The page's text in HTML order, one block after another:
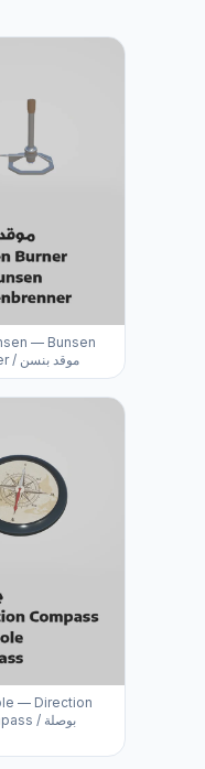
— Bunsen
Burner / موقد بنسن
— Direction
Compass / بوصلة